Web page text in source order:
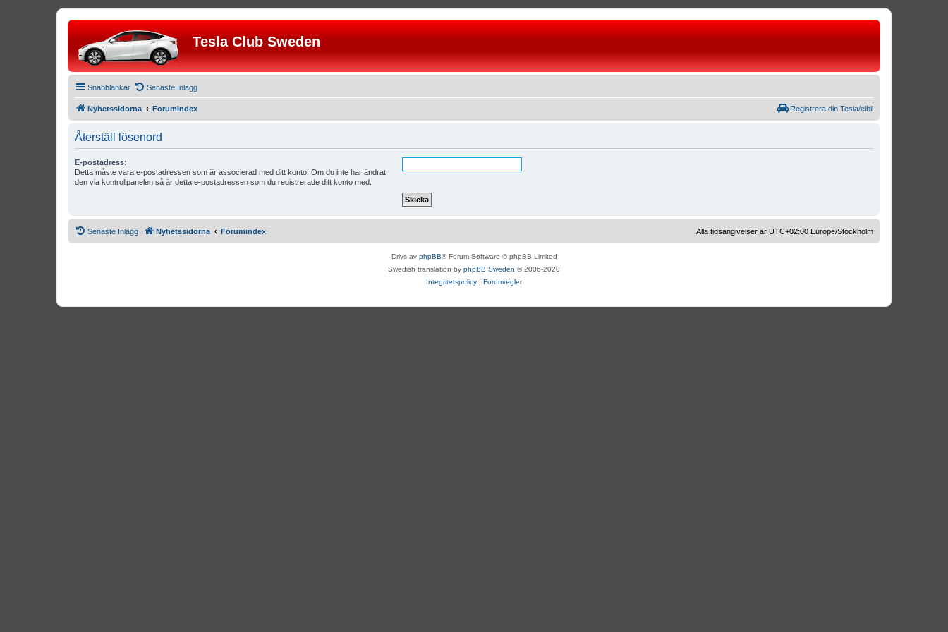
Tesla Club Sweden
Snabblänkar Senaste Inlägg
Nyhetssidorna Forumindex Registrera din Tesla/elbil
Återställ lösenord
E-postadress:
Detta måste vara e-postadressen som är associerad med ditt konto. Om du inte har ändrat
den via kontrollpanelen så är detta e-postadressen som du registrerade ditt konto med.
Senaste Inlägg Nyhetssidorna Forumindex Alla tidsangivelser är UTC+02:00 Europe/Stockholm
Drivs av phpBB® Forum Software © phpBB Limited
Swedish translation by phpBB Sweden © 2006-2020
Integritetspolicy | Forumregler